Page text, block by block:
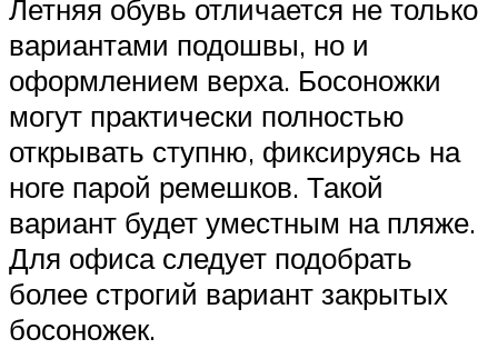
Летняя обувь отличается не только
вариантами подошвы, но и
оформлением верха. Босоножки
могут практически полностью
открывать ступню, фиксируясь на
ноге парой ремешков. Такой
вариант будет уместным на пляже.
Для офиса следует подобрать
более строгий вариант закрытых
босоножек.